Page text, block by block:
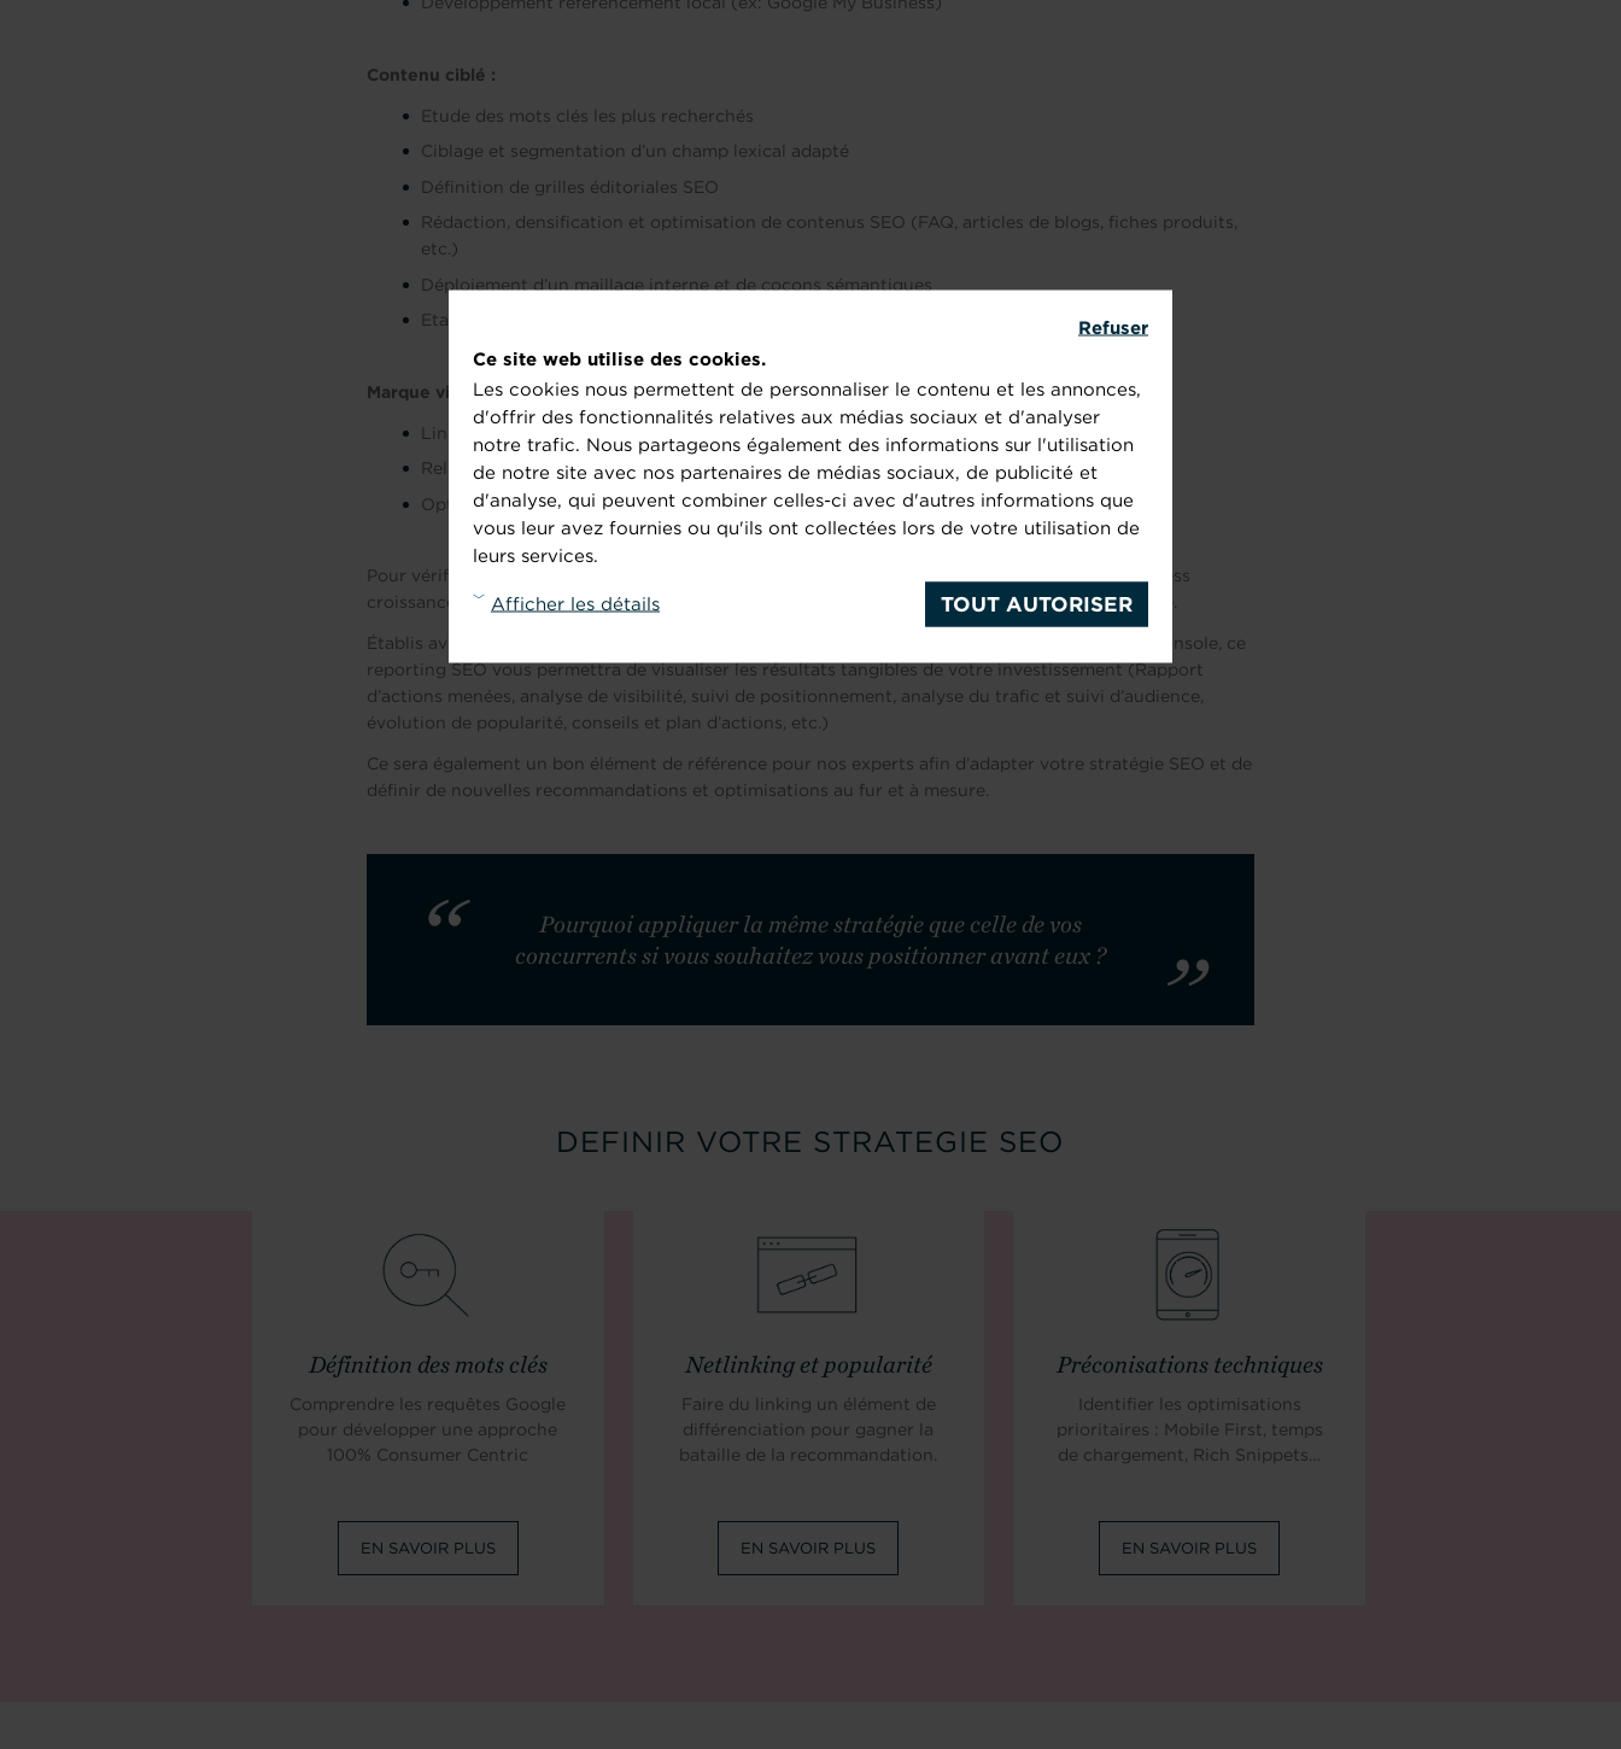
Refuser
Ce site web utilise des cookies.
Les cookies nous permettent de personnaliser le contenu et les annonces,
d'offrir des fonctionnalités relatives aux médias sociaux et d'analyser
notre trafic. Nous partageons également des informations sur l'utilisation
de notre site avec nos partenaires de médias sociaux, de publicité et
d'analyse, qui peuvent combiner celles-ci avec d'autres informations que
vous leur avez fournies ou qu'ils ont collectées lors de votre utilisation de
leurs services.
TOUT AUTORISER
Afficher les détails
Contenu ciblé :
Etude des mots clés les plus recherchés
Ciblage et segmentation d’un champ lexical adapté
Définition de grilles éditoriales SEO
Rédaction, densification et optimisation de contenus SEO (FAQ, articles de blogs, fiches produits,
etc.)
Déploiement d’un maillage interne et de cocons sémantiques
Etablissement de guidelines rédaction web/SEO Animation
Marque virale :
Linkbaiting
Relations micro et macro influenceurs
Optimisation des broken links
Pour vérifier la validité des actions SEO apportées et témoigner de l’impact réel sur votre business
croissance, nous mettons à votre disposition des rapports d’évolution, selon la fréquence voulue.
Établis avec des outils de suivi fiables et reconnus comme Google analytics et Google Search Console, ce
reporting SEO vous permettra de visualiser les résultats tangibles de votre investissement (Rapport
d’actions menées, analyse de visibilité, suivi de positionnement, analyse du trafic et suivi d’audience,
évolution de popularité, conseils et plan d’actions, etc.)
Ce sera également un bon élément de référence pour nos experts afin d’adapter votre stratégie SEO et de
définir de nouvelles recommandations et optimisations au fur et à mesure.
Pourquoi appliquer la même stratégie que celle de vos
concurrents si vous souhaitez vous positionner avant eux ?
DEFINIR VOTRE STRATEGIE SEO
Définition des mots clés
Comprendre les requêtes Google
pour développer une approche
100% Consumer Centric
EN SAVOIR PLUS
Netlinking et popularité
Faire du linking un élément de
différenciation pour gagner la
bataille de la recommandation.
EN SAVOIR PLUS
Préconisations techniques
Identifier les optimisations
prioritaires : Mobile First, temps
de chargement, Rich Snippets…
EN SAVOIR PLUS